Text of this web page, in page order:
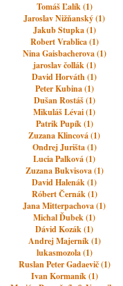
Tomáš Ľalík (1)
Jaroslav Nižňanský (1)
Jakub Stupka (1)
Robert Vrablica (1)
Nina Gaisbacherova (1)
jaroslav čollák (1)
David Horváth (1)
Peter Kubina (1)
Dušan Rostáš (1)
Mikuláš Lévai (1)
Patrik Pupík (1)
Zuzana Klincová (1)
Ondrej Jurišta (1)
Lucia Palková (1)
Zuzana Bukvisova (1)
David Halenák (1)
Róbert Černák (1)
Jana Mitterpachova (1)
Michal Ďubek (1)
Dávid Kozák (1)
Andrej Majerník (1)
lukasmozola (1)
Ruslan Peter Gadaevič (1)
Ivan Kormaník (1)